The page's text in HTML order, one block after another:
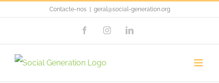
content
Contacte-nos geral@social-generation.org
FacebookInstagramLinkedIn